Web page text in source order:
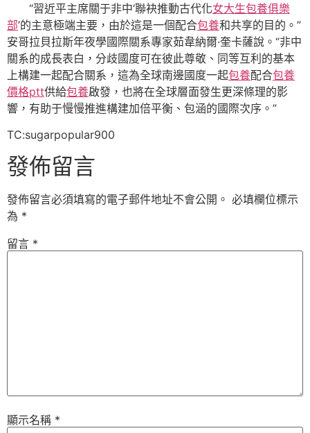
“習近平主席關于非中‘聯袂推動古代化女大生包養俱樂
部’的主意極端主要，由於這是一個配合包養和共享的目的。”
安哥拉貝拉斯年夜學國際關系專家茹韋納爾·奎卡薩說。“非中
關系的成長表白，分歧國度可在彼此尊敬、同等互利的基本
上構建一起配合關系，這為全球南邊國度一起包養配合包養
價格ptt供給包養啟發，也將在全球層面發生更深條理的影
響，有助于慢慢推進構建加倍平衡、包涵的國際次序。”
TC:sugarpopular900
發佈留言
發佈留言必須填寫的電子郵件地址不會公開。 必填欄位標示
為 *
留言 *
顯示名稱 *